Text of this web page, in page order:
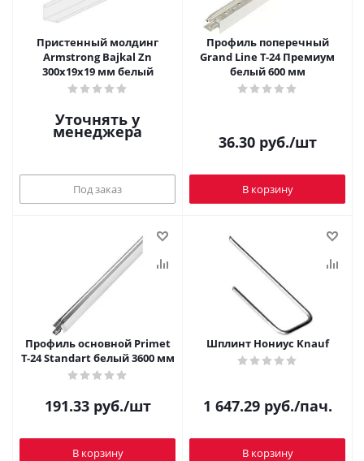
Пристенный молдинг
Armstrong Bajkal Zn
300x19х19 мм белый
Уточнять у
менеджера
Под заказ
Профиль поперечный
Grand Line T-24 Премиум
белый 600 мм
36.30руб./шт
В корзину
Профиль основной Primet
T-24 Standart белый 3600 мм
191.33руб./шт
В корзину
Шплинт Нониус Knauf
1 647.29руб./пач.
В корзину